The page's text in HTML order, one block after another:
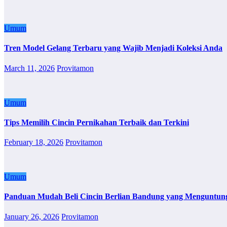
Umum
Tren Model Gelang Terbaru yang Wajib Menjadi Koleksi Anda
March 11, 2026 Provitamon
Umum
Tips Memilih Cincin Pernikahan Terbaik dan Terkini
February 18, 2026 Provitamon
Umum
Panduan Mudah Beli Cincin Berlian Bandung yang
January 26, 2026 Provitamon